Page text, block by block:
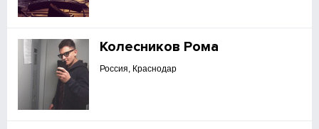
Колесников Рома
Россия, Краснодар